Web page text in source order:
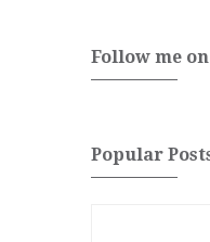
Follow me
Popular